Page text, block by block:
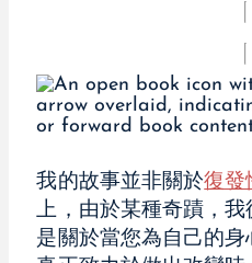
我的故事並非關於復發
上，由於某種奇蹟，
是關於當您為自己的